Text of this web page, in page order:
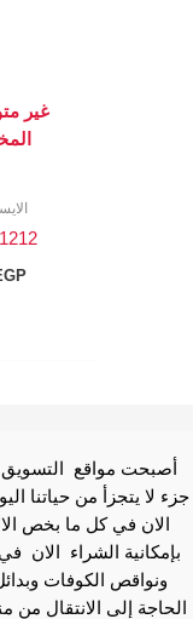
غير
أصبحت مواقع التسويق
جزء لا يتجزأ من حياتنا
الان في كل ما بخص
بإمكانية الشراء الان
ونواقص الكوفات
الحاجة إلى الانتقال من